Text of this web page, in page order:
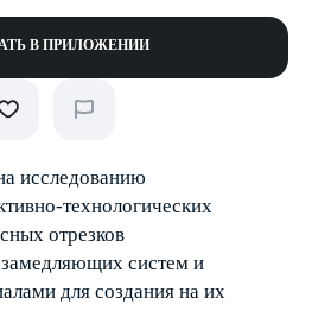
В ПРИЛОЖЕНИИ
исследованию
технологических
отрезков
систем и
для создания на их